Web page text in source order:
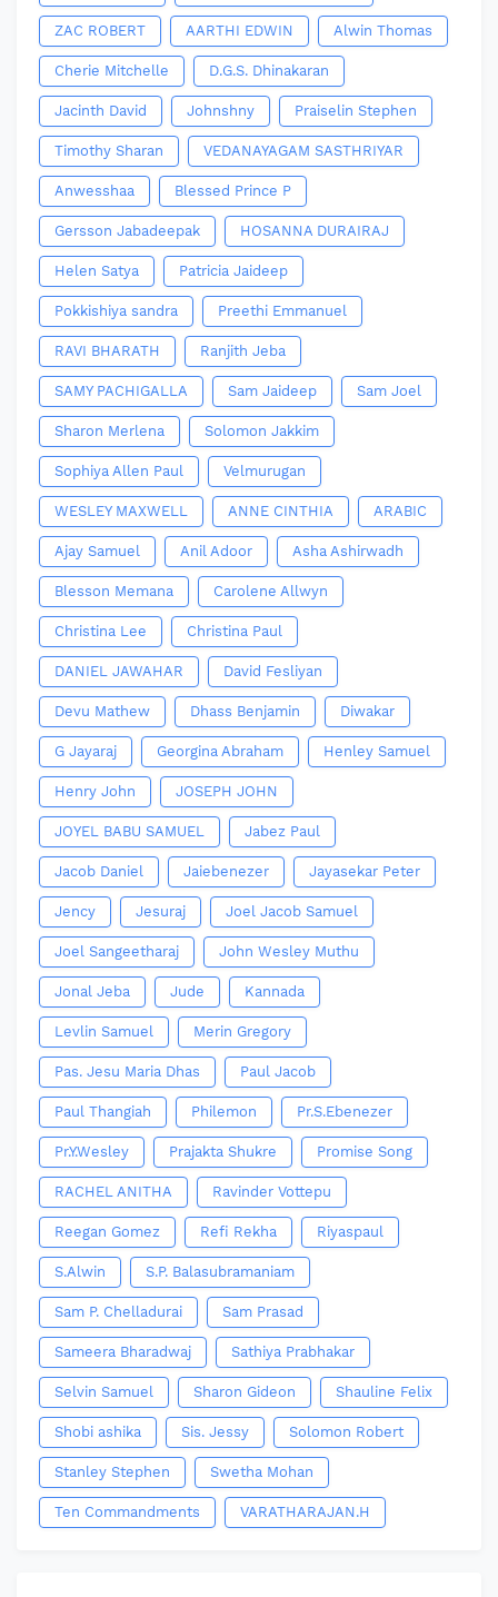
ZAC ROBERT AARTHI EDWIN Alwin Thomas
Cherie Mitchelle D.G.S. Dhinakaran
Jacinth David Johnshny Praiselin Stephen
Timothy Sharan VEDANAYAGAM SASTHRIYAR
Anwesshaa Blessed Prince P
Gersson Jabadeepak HOSANNA DURAIRAJ
Helen Satya Patricia Jaideep
Pokkishiya sandra Preethi Emmanuel
RAVI BHARATH Ranjith Jeba
SAMY PACHIGALLA Sam Jaideep Sam Joel
Sharon Merlena Solomon Jakkim
Sophiya Allen Paul Velmurugan
WESLEY MAXWELL ANNE CINTHIA ARABIC
Ajay Samuel Anil Adoor Asha Ashirwadh
Blesson Memana Carolene Allwyn
Christina Lee Christina Paul
DANIEL JAWAHAR David Fesliyan
Devu Mathew Dhass Benjamin Diwakar
G Jayaraj Georgina Abraham Henley Samuel
Henry John JOSEPH JOHN
JOYEL BABU SAMUEL Jabez Paul
Jacob Daniel Jaiebenezer Jayasekar Peter
Jency Jesuraj Joel Jacob Samuel
Joel Sangeetharaj John Wesley Muthu
Jonal Jeba Jude Kannada
Levlin Samuel Merin Gregory
Pas. Jesu Maria Dhas Paul Jacob
Paul Thangiah Philemon Pr.S.Ebenezer
Pr.Y.Wesley Prajakta Shukre Promise Song
RACHEL ANITHA Ravinder Vottepu
Reegan Gomez Refi Rekha Riyaspaul
S.Alwin S.P. Balasubramaniam
Sam P. Chelladurai Sam Prasad
Sameera Bharadwaj Sathiya Prabhakar
Selvin Samuel Sharon Gideon Shauline Felix
Shobi ashika Sis. Jessy Solomon Robert
Stanley Stephen Swetha Mohan
Ten Commandments VARATHARAJAN.H